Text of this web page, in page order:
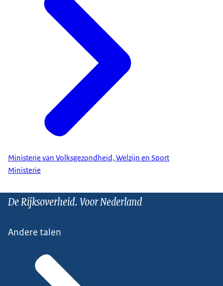
Ministerie van Volksgezondheid, Welzijn en Sport
Ministerie
De Rijksoverheid. Voor Nederland
Andere talen